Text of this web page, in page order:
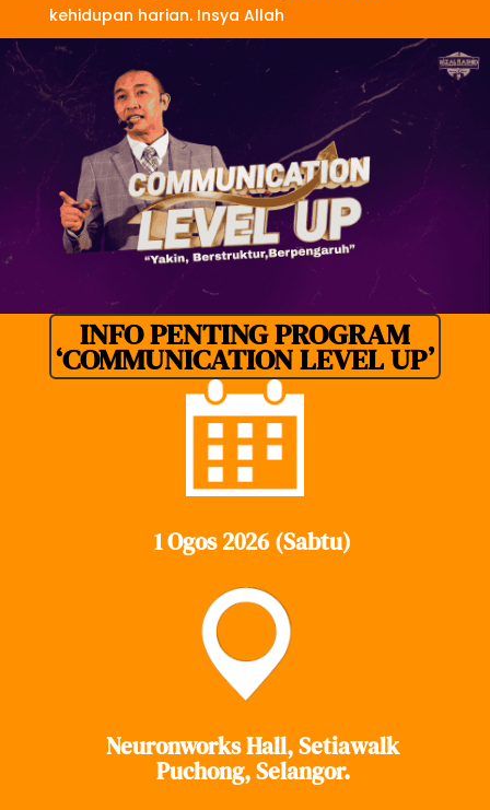
kehidupan harian. Insya Allah
INFO PENTING PROGRAM
‘COMMUNICATION LEVEL UP’
1 Ogos 2026 (Sabtu)
Neuronworks Hall, Setiawalk
Puchong, Selangor.